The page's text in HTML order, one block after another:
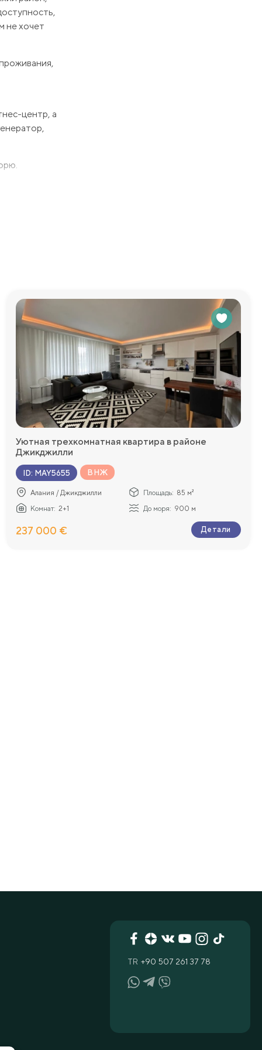
не хочет
центр, а
Уютная трехкомнатная квартира в районе
Джикджилли
ID: MAY5655 ВНЖ
Алания / Джикджилли Площадь: 85 м²
Комнат: 2+1 До моря: 900 м
237 000 € Детали
TR +90 507 261 37 78